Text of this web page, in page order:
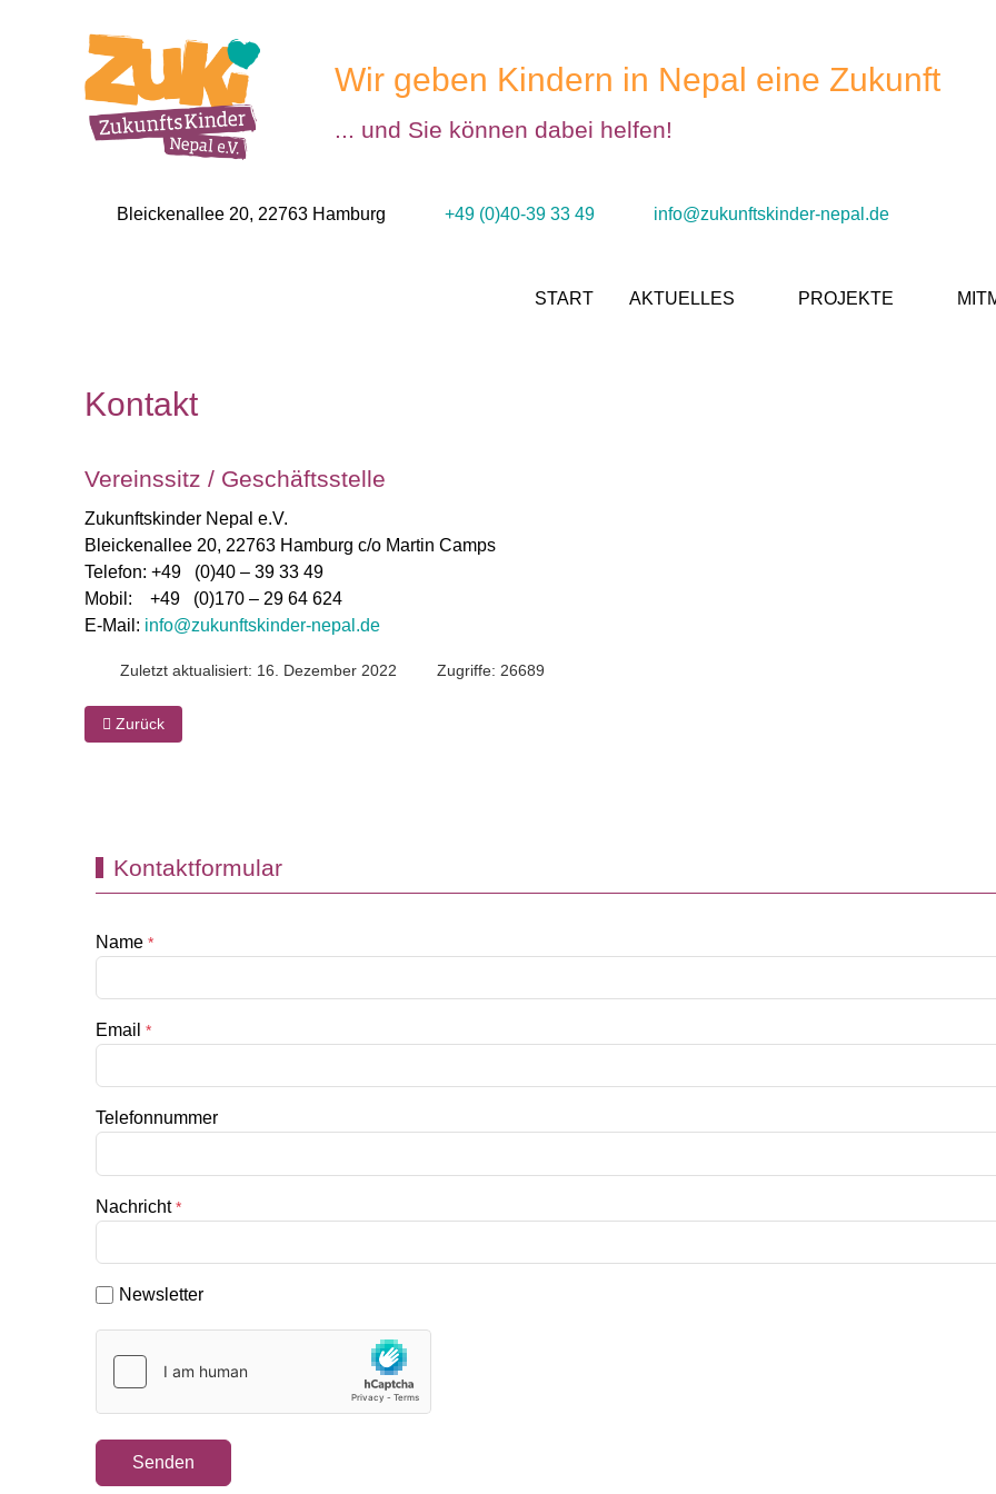
Wir geben Kindern in Nepal eine Zukunft
... und Sie können dabei helfen!
Bleickenallee 20, 22763 Hamburg +49 (0)40-39 33 49 info@zukunftskinder-nepal.de
START AKTUELLES PROJEKTE
Kontakt
Vereinssitz / Geschäftsstelle
Zukunftskinder Nepal e.V.
Bleickenallee 20, 22763 Hamburg c/o Martin Camps
Telefon: +49 (0)40 – 39 33 49
Mobil: +49 (0)170 – 29 64 624
E-Mail: info@zukunftskinder-nepal.de
Zuletzt aktualisiert: 16. Dezember 2022 Zugriffe: 26689
Vorheriger Beitrag: Impressum
Zurück
Kontaktformular
Name *
Email *
Telefonnummer
Nachricht*
Newsletter
Senden